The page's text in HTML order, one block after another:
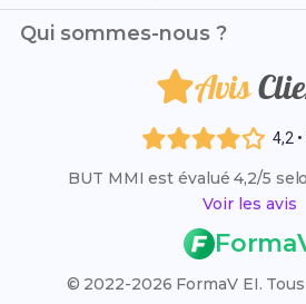
Trouver son stage
Trouver son alternance
Liste des établissements
Résultats des examens 2026
Rattrapage 2026
VAE (Validation des Acquis)
Nous contacter
C.G.V. - C.G.U.
Politique de remboursement
Qui sommes-nous ?
Je suis Elise et, avec l'aide d'Evan,
blog dédié au BUT MMI pour
cette filière avec nos expériences
Avis
4,2
BUT MMI est évalué 4,2/5
Voir les avis
© 2022-2026 FormaV EI.